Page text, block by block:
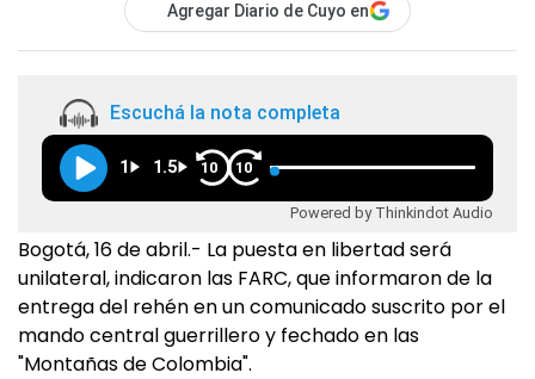
Agregar Diario de Cuyo en
Escuchá la nota completa
1 1.5 10 10
Powered by Thinkindot Audio
Bogotá, 16 de abril.- La puesta en libertad será
unilateral, indicaron las FARC, que informaron de la
entrega del rehén en un comunicado suscrito por el
mando central guerrillero y fechado en las
"Montañas de Colombia".